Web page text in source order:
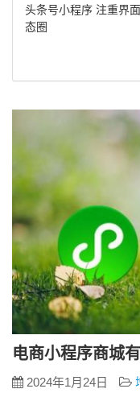
头条号小程序 注重界
态圈
电商小程序商城
2024年1月24日